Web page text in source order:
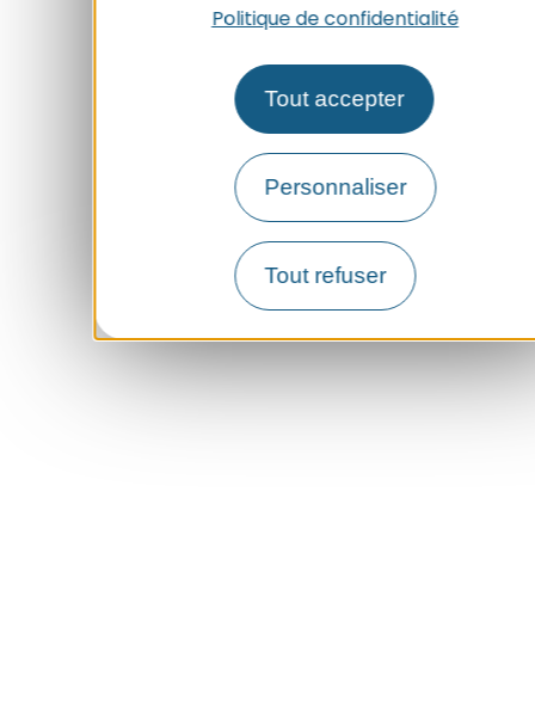
Politique de confidentialité
Tout accepter
Personnaliser
Tout refuser